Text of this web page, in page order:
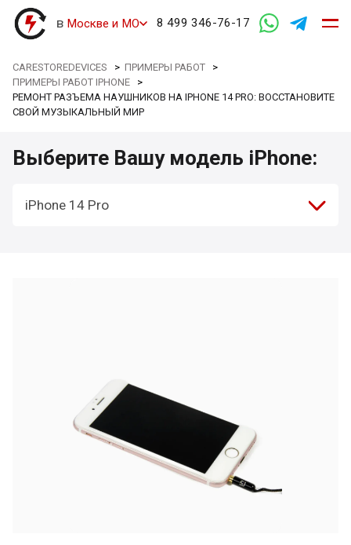
в Москве и МО 8 499 346-76-17
CARESTOREDEVICES >ПРИМЕРЫ РАБОТ >
ПРИМЕРЫ РАБОТ IPHONE >
РЕМОНТ РАЗЪЕМА НАУШНИКОВ НА IPHONE 14 PRO: ВОССТАНОВИТЕ
СВОЙ МУЗЫКАЛЬНЫЙ МИР
Выберите Вашу модель iPhone:
iPhone 14 Pro